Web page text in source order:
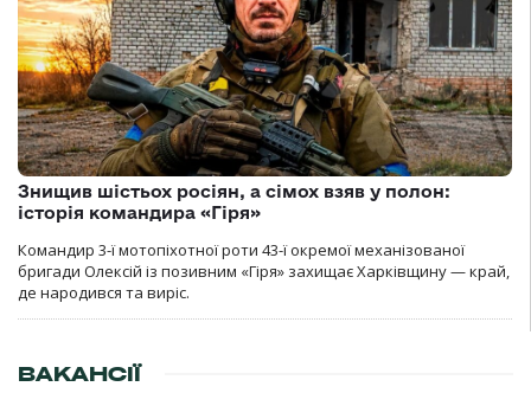
Знищив шістьох росіян, а сімох взяв у полон:
історія командира «Гіря»
Командир 3-ї мотопіхотної роти 43-ї окремої механізованої
бригади Олексій із позивним «Гіря» захищає Харківщину — край,
де народився та виріс.
ВАКАНСІЇ